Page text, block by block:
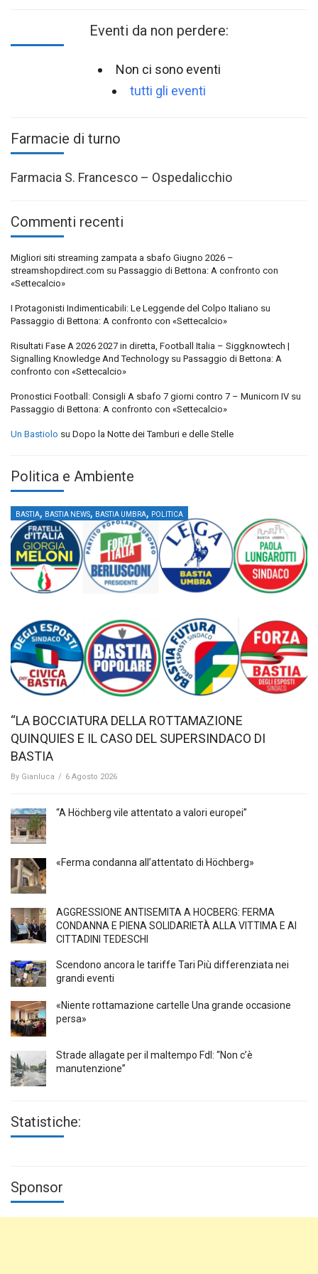
Eventi da non perdere:
Non ci sono eventi
tutti gli eventi
Farmacie di turno
Farmacia S. Francesco – Ospedalicchio
Commenti recenti
Migliori siti streaming zampata a sbafo Giugno 2026 –
streamshopdirect.com su Passaggio di Bettona: A confronto con
«Settecalcio»
I Protagonisti Indimenticabili: Le Leggende del Colpo Italiano su
Passaggio di Bettona: A confronto con «Settecalcio»
Risultati Fase A 2026 2027 in diretta, Football Italia – Siggknowtech |
Signalling Knowledge And Technology su Passaggio di Bettona: A
confronto con «Settecalcio»
Pronostici Football: Consigli A sbafo 7 giorni contro 7 – Municorn IV su
Passaggio di Bettona: A confronto con «Settecalcio»
Un Bastiolo su Dopo la Notte dei Tamburi e delle Stelle
Politica e Ambiente
BASTIA, BASTIA NEWS, BASTIA UMBRA, POLITICA
“LA BOCCIATURA DELLA ROTTAMAZIONE
QUINQUIES E IL CASO DEL SUPERSINDACO DI
BASTIA
By Gianluca / 6 Agosto 2026
“A Höchberg vile attentato a valori europei”
«Ferma condanna all’attentato di Höchberg»
AGGRESSIONE ANTISEMITA A HÖCBERG: FERMA
CONDANNA E PIENA SOLIDARIETÀ ALLA VITTIMA E AI
CITTADINI TEDESCHI
Scendono ancora le tariffe Tari Più differenziata nei
grandi eventi
«Niente rottamazione cartelle Una grande occasione
persa»
Strade allagate per il maltempo FdI: “Non c’è
manutenzione”
Statistiche:
Sponsor